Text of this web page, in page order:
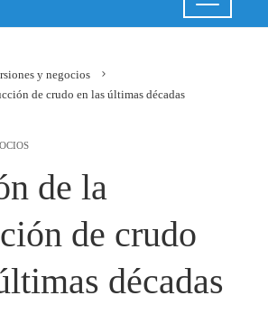
y negocios
de crudo en las últimas décadas
de la
de crudo
décadas